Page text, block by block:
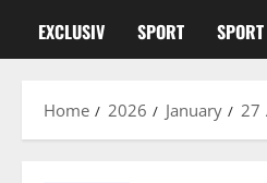
EXCLUSIV SPORT SPORT
Home 2026 January 27